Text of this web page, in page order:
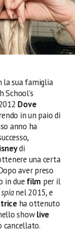
la sua famiglia
School’s
Dove
in un paio di
anno ha
di
una certa
aver preso
in due film per il
nel 2015, e
ha ottenuto
showlive
cancellato.